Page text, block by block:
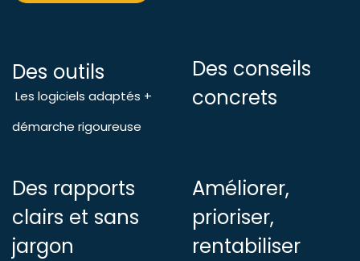
Des outils
Les logiciels adaptés +
démarche rigoureuse
Des conseils
concrets
Des rapports
clairs et sans
jargon
Améliorer,
prioriser,
rentabiliser